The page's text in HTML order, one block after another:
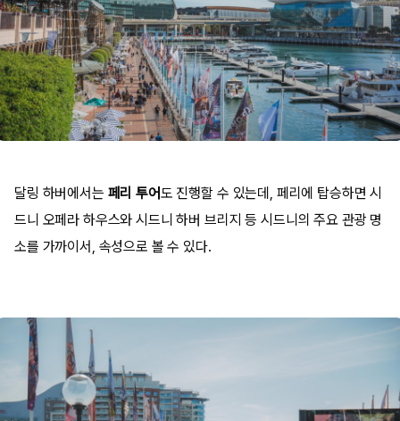
달링 하버에서는 페리 투어도 진행할 수 있는데, 페리에 탑승하면 시
드니 오페라 하우스와 시드니 하버 브리지 등 시드니의 주요 관광 명
소를 가까이서, 속성으로 볼 수 있다.